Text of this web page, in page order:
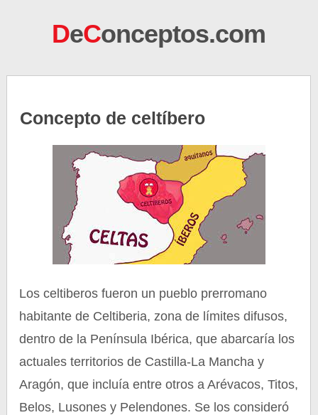
DeConceptos.com
Concepto de celtíbero
Los celtiberos fueron un pueblo prerromano
habitante de Celtiberia, zona de límites difusos,
dentro de la Península Ibérica, que abarcaría los
actuales territorios de Castilla-La Mancha y
Aragón, que incluía entre otros a Arévacos, Titos,
Belos, Lusones y Pelendones. Se los consideró